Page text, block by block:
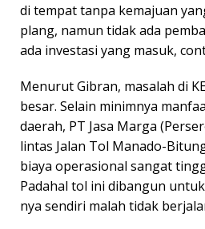
di tempat tanpa kemajuan
plang, namun tidak ada
ada investasi yang masuk,
Menurut Gibran, masalah di
besar. Selain minimnya
daerah, PT Jasa Marga
lintas Jalan Tol Manado-
biaya operasional sangat
Padahal tol ini dibangun
nya sendiri malah tidak